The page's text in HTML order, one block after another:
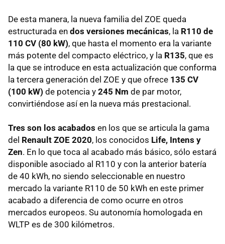
De esta manera, la nueva familia del ZOE queda
estructurada en dos versiones mecánicas, la R110 de
110 CV (80 kW), que hasta el momento era la variante
más potente del compacto eléctrico, y la R135, que es
la que se introduce en esta actualización que conforma
la tercera generación del ZOE y que ofrece 135 CV
(100 kW) de potencia y 245 Nm de par motor,
convirtiéndose así en la nueva más prestacional.
Tres son los acabados en los que se articula la gama
del Renault ZOE 2020, los conocidos Life, Intens y
Zen. En lo que toca al acabado más básico, sólo estará
disponible asociado al R110 y con la anterior batería
de 40 kWh, no siendo seleccionable en nuestro
mercado la variante R110 de 50 kWh en este primer
acabado a diferencia de como ocurre en otros
mercados europeos. Su autonomía homologada en
WLTP es de 300 kilómetros.